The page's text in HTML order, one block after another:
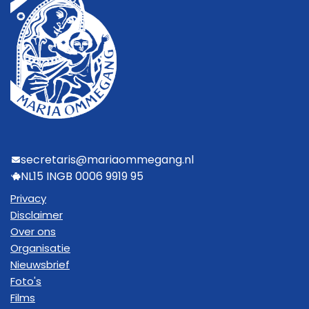
secretaris@mariaommegang.nl
NL15 INGB 0006 9919 95
Privacy
Disclaimer
Over ons
Organisatie
Nieuwsbrief
Foto's
Films